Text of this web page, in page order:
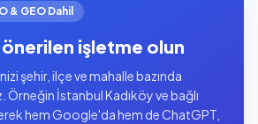
& GEO Dahil
işletme olun
şehir, ilçe ve mahalle bazında
İstanbul Kadıköy ve bağlı
hem Google'da hem de ChatGPT,